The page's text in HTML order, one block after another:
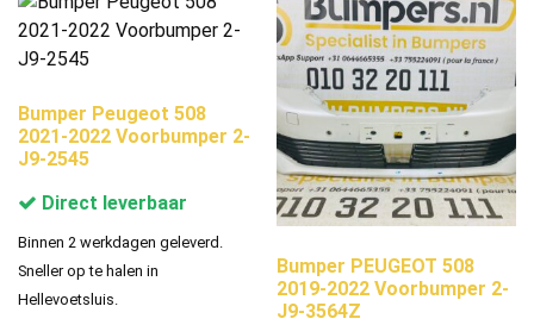
Bumper Peugeot 508
2021-2022 Voorbumper 2-
J9-2545
Direct leverbaar
Binnen 2 werkdagen geleverd.
Sneller op te halen in
Hellevoetsluis.
Bumper PEUGEOT 508
2019-2022 Voorbumper 2-
J9-3564Z